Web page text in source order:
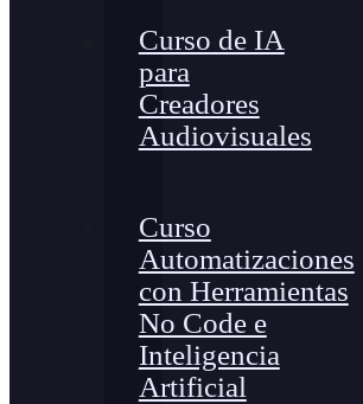
Curso de IA
para
Creadores
Audiovisuales
Curso
Automatizaciones
con Herramientas
No Code e
Inteligencia
Artificial